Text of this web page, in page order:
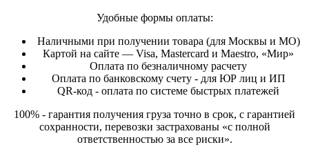
Удобные формы оплаты:
Наличными при получении товара (для Москвы и МО)
Картой на сайте — Visa, Mastercard и Maestro, «Мир»
Оплата по безналичному расчету
Оплата по банковскому счету - для ЮР лиц и ИП
QR-код - оплата по системе быстрых платежей
100% - гарантия получения груза точно в срок, с гарантией
сохранности, перевозки застрахованы «с полной
ответственностью за все риски».